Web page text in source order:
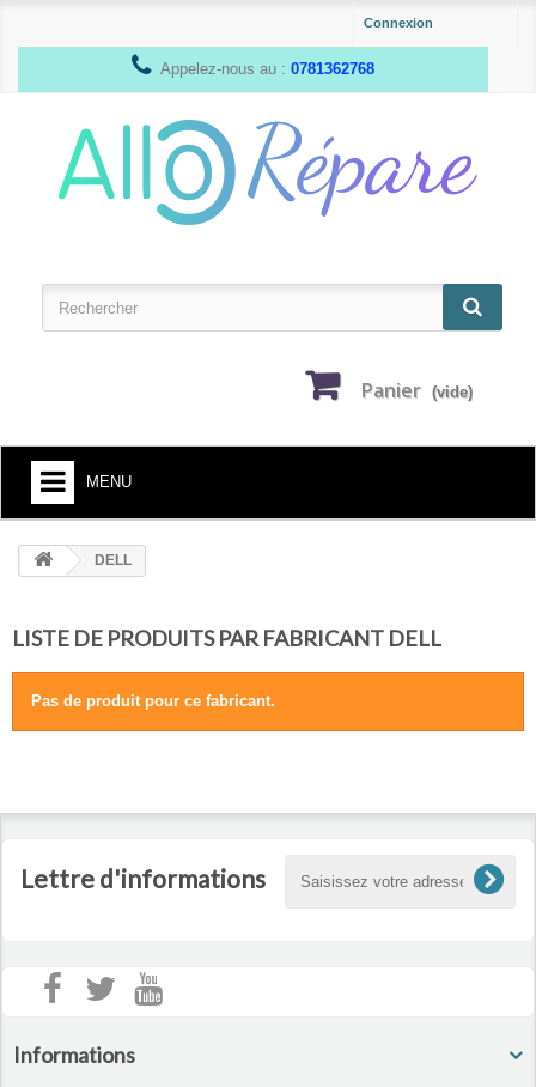
Connexion
Appelez-nous au : 0781362768
Panier (vide)
MENU
HOME
SMARTPHONE ET TABLETTE
ASSISTANCE DÉPANNAGE INFORMATIQUE À DISTANCE
DELL
LISTE DE PRODUITS PAR FABRICANT DELL
Pas de produit pour ce fabricant.
Lettre d'informations
Informations